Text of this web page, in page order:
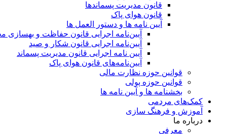
قانون مدیریت پسماندها
قانون هوای پاک
آیین نامه ها و دستور العمل ها
آیین‌نامه اجرایی قانون حفاظت و
آیین‌نامه اجرایی قانون شکار و صید
آیین نامه اجرایی قانون مدیریت پسماند
آیین‌نامه‌های قانون هوای پاک
قوانین حوزه نظارت مالی
قوانین حوزه پولی
بخشنامه ها و آیین نامه ها
کمک‌های مردمی
آموزش و فرهنگ سازی
درباره ما
معرفی